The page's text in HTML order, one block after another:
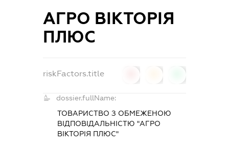
АГРО ВІКТОРІЯ
ПЛЮС
riskFactors.title
dossier.fullName:
ТОВАРИСТВО З ОБМЕЖЕНОЮ
ВІДПОВІДАЛЬНІСТЮ "АГРО
ВІКТОРІЯ ПЛЮС"